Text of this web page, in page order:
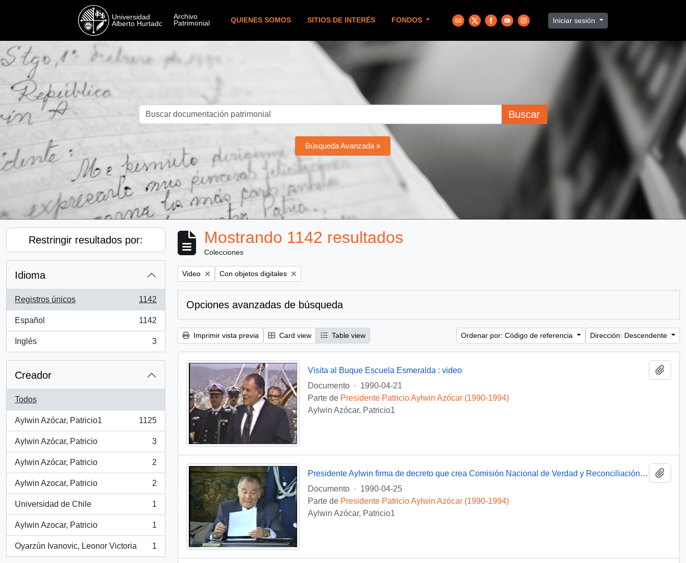
QUIENES SOMOS SITIOS DE INTERÉS FONDOS Iniciar sesión
Buscar
Búsqueda Avanzada »
Restringir resultados por:
Idioma
Registros únicos
, 1142 resultados
1142
Español
, 1142 resultados
1142
Inglés
, 3 resultados
3
Creador
Todos
Aylwin Azócar, Patricio1
, 1125 resultados
1125
Aylwin Azócar, Patricio
, 3 resultados
3
Aylwin Azócar, Patricio
, 2 resultados
2
Aylwin Azocar, Patricio
, 2 resultados
2
Universidad de Chile
, 1 resultados
1
Aylwin Azocar, Patricio
, 1 resultados
1
Oyarzún Ivanovic, Leonor Victoria
, 1 resultados
1
Mostrando 1142 resultados
Colecciones
Remove filter:
Video Remove filter:
Con objetos digitales
Opciones avanzadas de búsqueda
Imprimir vista previa Card view Table view Ordenar por: Código de referencia Dirección: Descendente
Visita al Buque Escuela Esmeralda : video
Documento
· 1990-04-21
Parte de Presidente Patricio Aylwin Azócar (1990-1994)
Aylwin Azócar, Patricio1
Presidente Aylwin firma de decreto que crea Comisión Nacional de Verdad y Reconciliación: video
Documento
· 1990-04-25
Parte de Presidente Patricio Aylwin Azócar (1990-1994)
Aylwin Azócar, Patricio1